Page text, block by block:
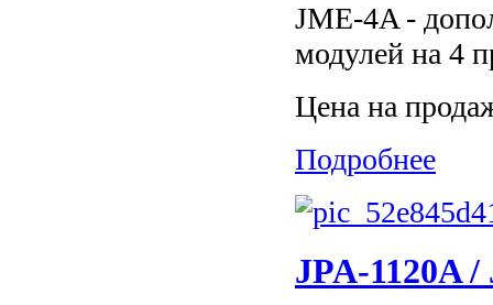
JME-4A -
модулей на 4
Цена на
Подробнее
JPA-1120A